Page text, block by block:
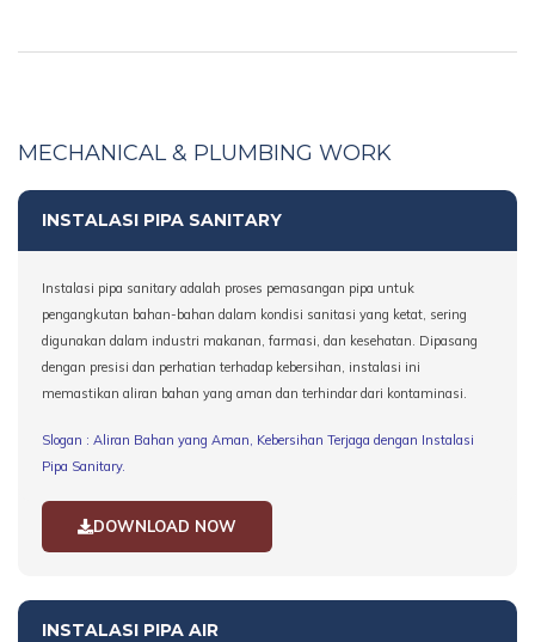
MECHANICAL & PLUMBING WORK
INSTALASI PIPA SANITARY
Instalasi pipa sanitary adalah proses pemasangan pipa untuk
pengangkutan bahan-bahan dalam kondisi sanitasi yang ketat, sering
digunakan dalam industri makanan, farmasi, dan kesehatan. Dipasang
dengan presisi dan perhatian terhadap kebersihan, instalasi ini
memastikan aliran bahan yang aman dan terhindar dari kontaminasi.
Slogan : Aliran Bahan yang Aman, Kebersihan Terjaga dengan Instalasi
Pipa Sanitary.
DOWNLOAD NOW
INSTALASI PIPA AIR